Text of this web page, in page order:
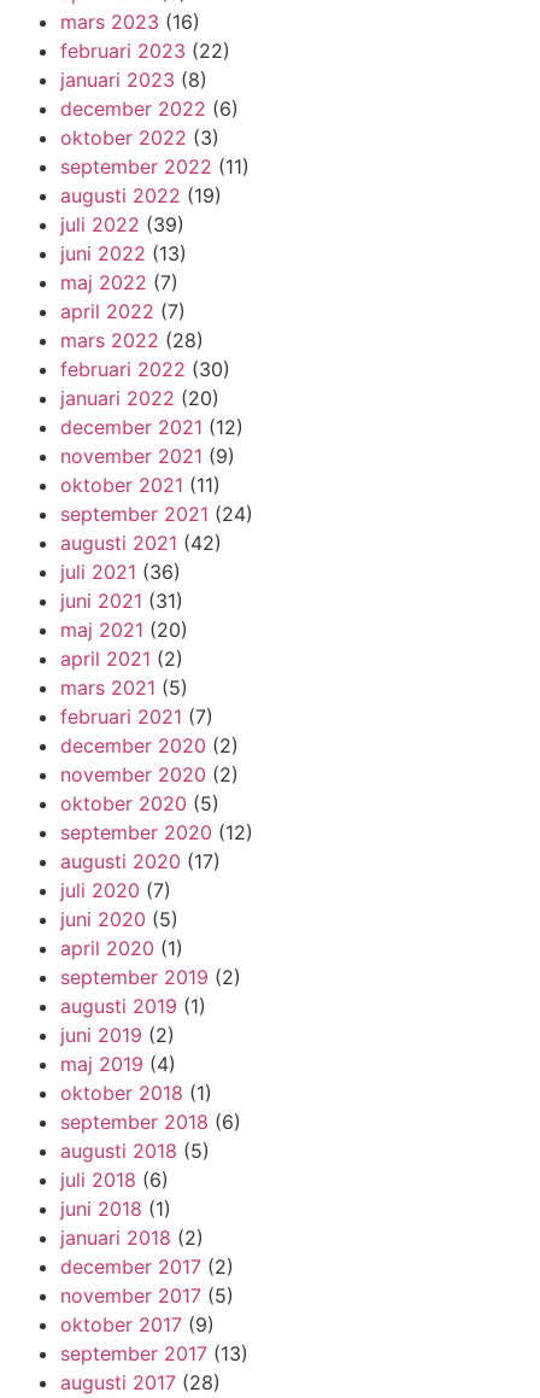
mars 2023 (16)
februari 2023 (22)
januari 2023 (8)
december 2022 (6)
oktober 2022 (3)
september 2022 (11)
augusti 2022 (19)
juli 2022 (39)
juni 2022 (13)
maj 2022 (7)
april 2022 (7)
mars 2022 (28)
februari 2022 (30)
januari 2022 (20)
december 2021 (12)
november 2021 (9)
oktober 2021 (11)
september 2021 (24)
augusti 2021 (42)
juli 2021 (36)
juni 2021 (31)
maj 2021 (20)
april 2021 (2)
mars 2021 (5)
februari 2021 (7)
december 2020 (2)
november 2020 (2)
oktober 2020 (5)
september 2020 (12)
augusti 2020 (17)
juli 2020 (7)
juni 2020 (5)
april 2020 (1)
september 2019 (2)
augusti 2019 (1)
juni 2019 (2)
maj 2019 (4)
oktober 2018 (1)
september 2018 (6)
augusti 2018 (5)
juli 2018 (6)
juni 2018 (1)
januari 2018 (2)
december 2017 (2)
november 2017 (5)
oktober 2017 (9)
september 2017 (13)
augusti 2017 (28)